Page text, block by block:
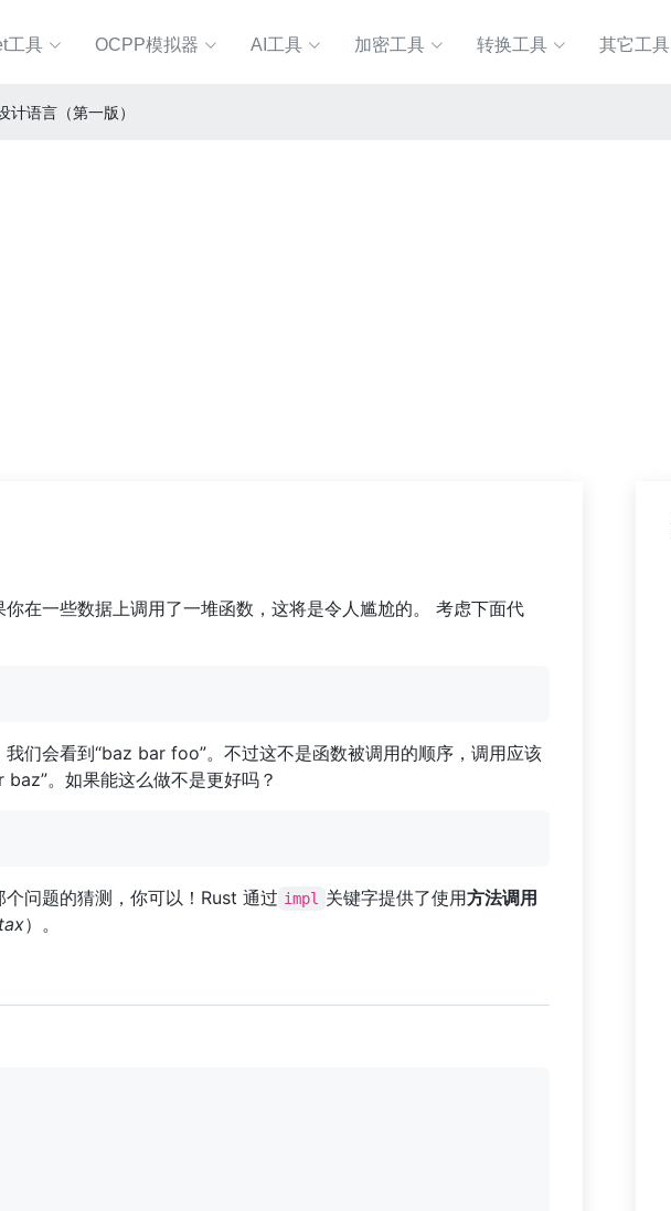
工具 OCPP模拟器 AI工具 加密工具 转换工具 其它工具
计语言（第一版）
在一些数据上调用了一堆函数，这将是令人尴尬的。 考虑下面代
们会看到“baz bar foo”。不过这不是函数被调用的顺序，调用应该
。如果能这么做不是更好吗？
问题的猜测，你可以！Rust 通过 impl 关键字提供了使用方法调用
）。